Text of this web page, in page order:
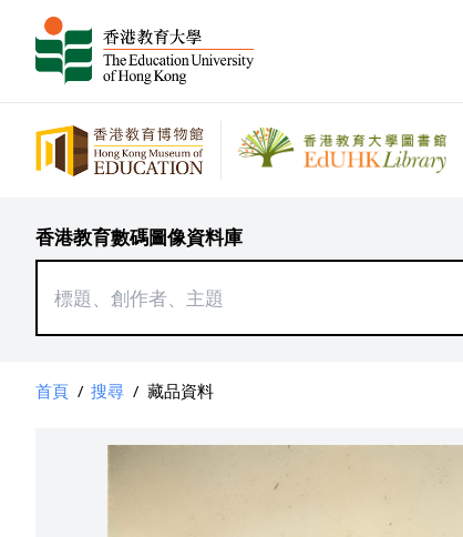
香港教育數碼圖像資料庫
首頁 / 搜尋 / 藏品資料